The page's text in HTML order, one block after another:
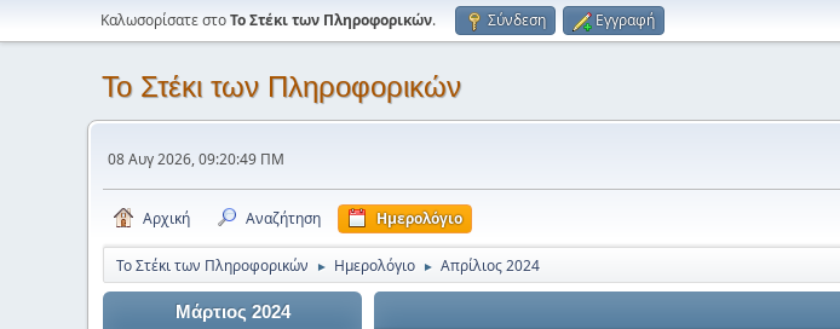
Καλωσορίσατε στοΤο Στέκι των Πληροφορικών. Σύνδεση Εγγραφή
Το Στέκι των Πληροφορικών
08 Αυγ 2026, 09:20:49 ΠΜ
Αρχική Αναζήτηση Ημερολόγιο
Το Στέκι των Πληροφορικών ► Ημερολόγιο ► Απρίλιος 2024
Μάρτιος 2024